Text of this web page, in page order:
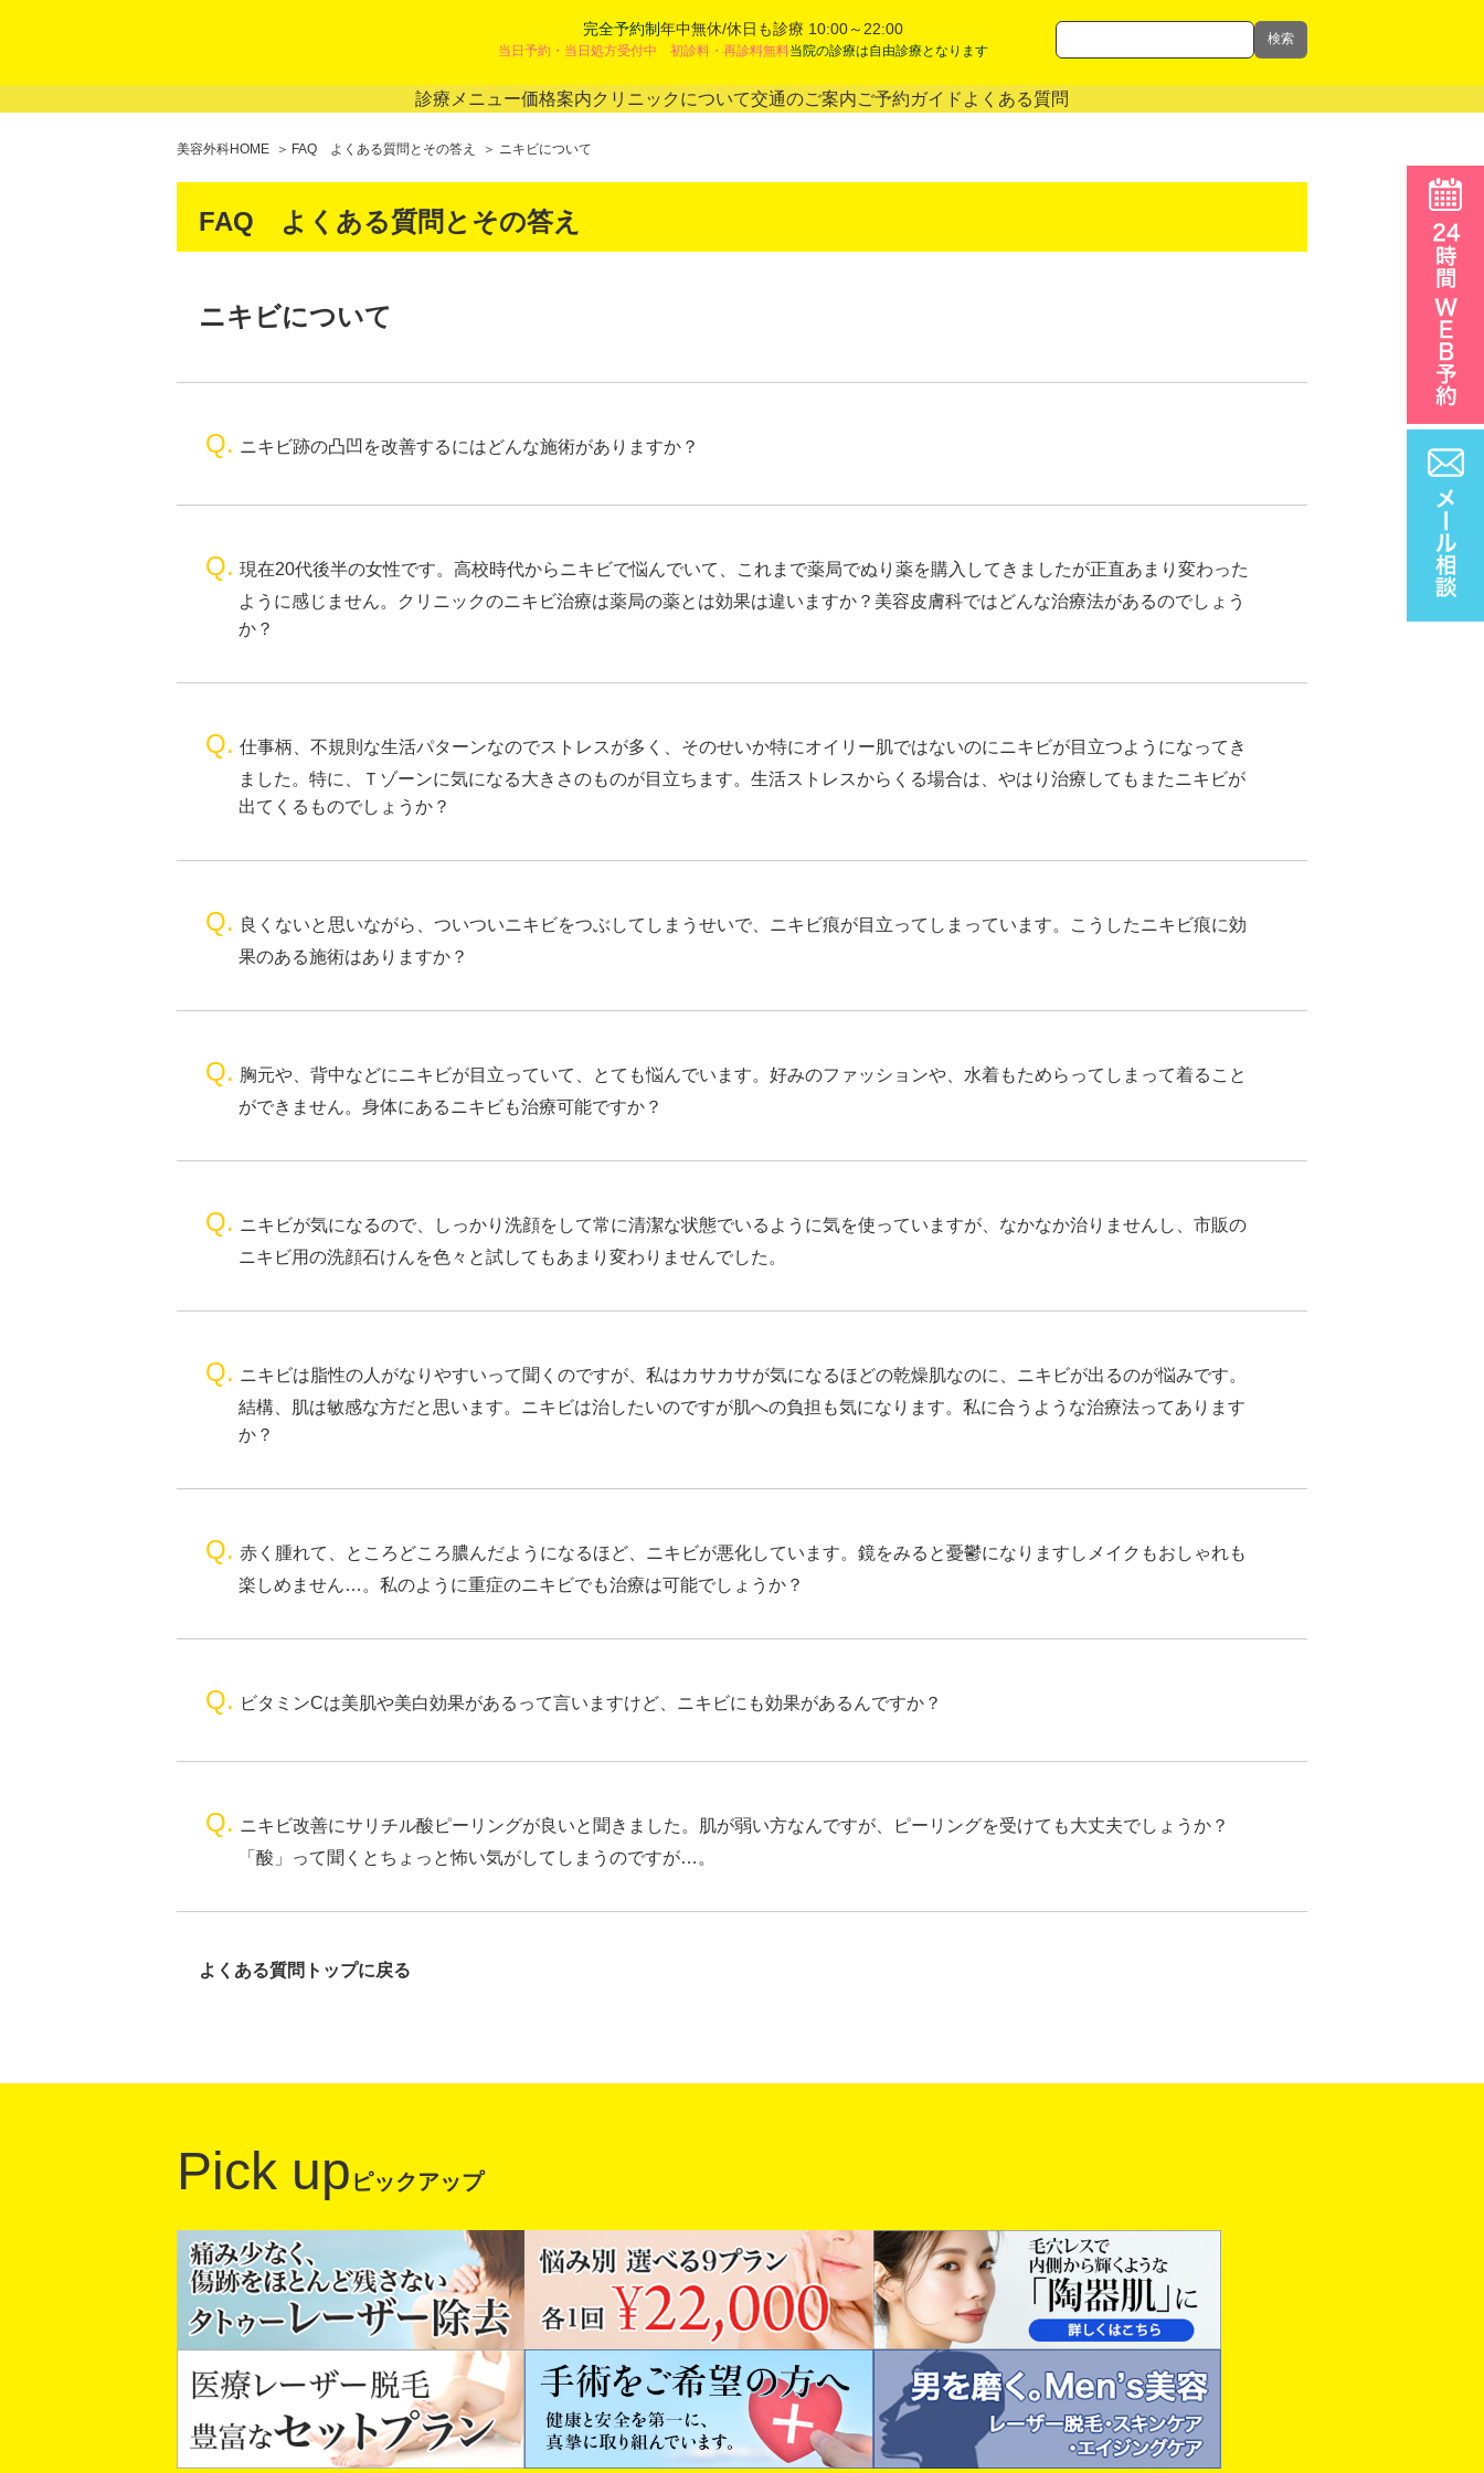
完全予約制年中無休/休日も診療 10:00～22:00
当日予約・当日処方受付中 初診料・再診料無料当院の診療は自由診療となります
検索
診療メニュー価格案内クリニックについて交通のご案内ご予約ガイド よくある質問
美容外科HOME FAQ よくある質問とその答え ニキビについて
FAQ よくある質問とその答え
ニキビについて
Q. ニキビ跡の凸凹を改善するにはどんな施術がありますか？
Q. 現在20代後半の女性です。高校時代からニキビで悩んでいて、これまで薬局でぬり薬を購入してきましたが正直あまり変わった
ように感じません。クリニックのニキビ治療は薬局の薬とは効果は違いますか？美容皮膚科ではどんな治療法があるのでしょう
か？
Q. 仕事柄、不規則な生活パターンなのでストレスが多く、そのせいか特にオイリー肌ではないのにニキビが目立つようになってき
ました。特に、Ｔゾーンに気になる大きさのものが目立ちます。生活ストレスからくる場合は、やはり治療してもまたニキビが
出てくるものでしょうか？
Q. 良くないと思いながら、ついついニキビをつぶしてしまうせいで、ニキビ痕が目立ってしまっています。こうしたニキビ痕に効
果のある施術はありますか？
Q. 胸元や、背中などにニキビが目立っていて、とても悩んでいます。好みのファッションや、水着もためらってしまって着ること
ができません。身体にあるニキビも治療可能ですか？
Q. ニキビが気になるので、しっかり洗顔をして常に清潔な状態でいるように気を使っていますが、なかなか治りませんし、市販の
ニキビ用の洗顔石けんを色々と試してもあまり変わりませんでした。
Q. ニキビは脂性の人がなりやすいって聞くのですが、私はカサカサが気になるほどの乾燥肌なのに、ニキビが出るのが悩みです。
結構、肌は敏感な方だと思います。ニキビは治したいのですが肌への負担も気になります。私に合うような治療法ってあります
か？
Q. 赤く腫れて、ところどころ膿んだようになるほど、ニキビが悪化しています。鏡をみると憂鬱になりますしメイクもおしゃれも
楽しめません…。私のように重症のニキビでも治療は可能でしょうか？
Q. ビタミンCは美肌や美白効果があるって言いますけど、ニキビにも効果があるんですか？
Q. ニキビ改善にサリチル酸ピーリングが良いと聞きました。肌が弱い方なんですが、ピーリングを受けても大丈夫でしょうか？
「酸」って聞くとちょっと怖い気がしてしまうのですが…。
よくある質問トップに戻る
Pick up ピックアップ